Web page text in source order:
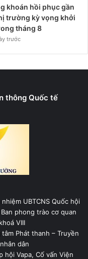
khoán hồi phục gần
trường kỳ vọng khởi
tháng 8
trước
thông Quốc tế
UBTCNS Quốc hội
phong trào cơ quan
VIII
Phát thanh – Truyền
dân
hội Vapa, Cố vấn Viện